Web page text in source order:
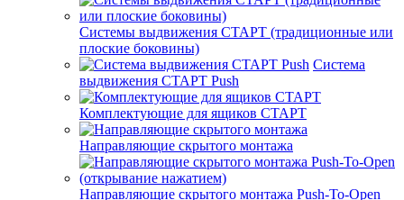
Системы выдвижения СТАРТ (традиционные или
плоские боковины)
Система
выдвижения СТАРТ Push
Комплектующие для ящиков СТАРТ
Направляющие скрытого монтажа
Направляющие скрытого монтажа Push-To-Open